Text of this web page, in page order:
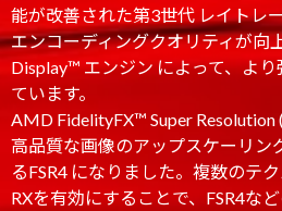
能が改善された第3世代 レイトレ
エンコーディングクオリティが向
Display™ エンジン によって、よ
ています。
AMD FidelityFX™ Super
高品質な画像のアップスケーリン
るFSR4 になりました。複数のテ
RXを有効にすることで、FSR4な